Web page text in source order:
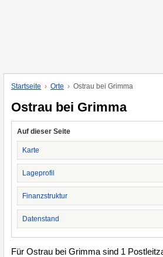
Startseite Orte Ostrau bei Grimma
Ostrau bei Grimma
Auf dieser Seite
Karte
Lageprofil
Finanzstruktur
Datenstand
Für Ostrau bei Grimma sind 1